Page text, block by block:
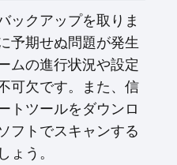
ックアップを取りま
予期せぬ問題が発生
ムの進行状況や設定
可欠です。また、信
トツールをダウンロ
フトでスキャンする
う。